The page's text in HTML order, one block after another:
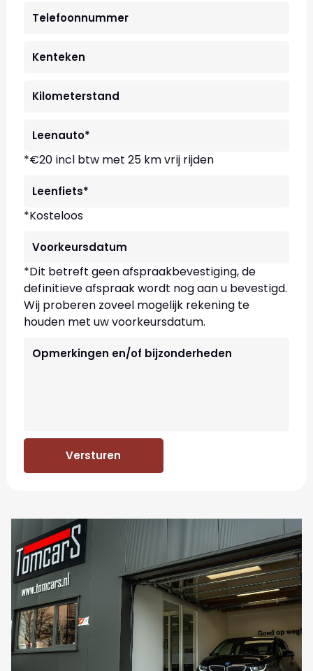
*€20 incl btw met 25 km vrij rijden
*Kosteloos
*Dit betreft geen afspraakbevestiging, de
definitieve afspraak wordt nog aan u bevestigd.
Wij proberen zoveel mogelijk rekening te
houden met uw voorkeursdatum.
Versturen